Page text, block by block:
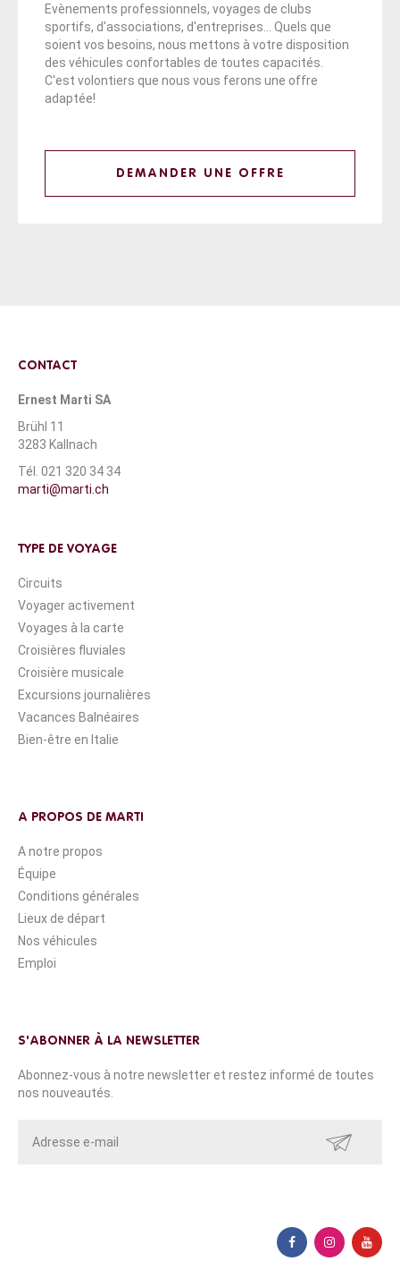
Evènements professionnels, voyages de clubs
sportifs, d'associations, d'entreprises... Quels que
soient vos besoins, nous mettons à votre disposition
des véhicules confortables de toutes capacités.
C'est volontiers que nous vous ferons une offre
adaptée!
DEMANDER UNE OFFRE
CONTACT
Ernest Marti SA
Brühl 11
3283 Kallnach
Tél. 021 320 34 34
marti@marti.ch
TYPE DE VOYAGE
Circuits
Voyager activement
Voyages à la carte
Croisières fluviales
Croisière musicale
Excursions journalières
Vacances Balnéaires
Bien-être en Italie
A PROPOS DE MARTI
A notre propos
Équipe
Conditions générales
Lieux de départ
Nos véhicules
Emploi
S'ABONNER À LA NEWSLETTER
Abonnez-vous à notre newsletter et restez informé de toutes
nos nouveautés.
ENVOYER